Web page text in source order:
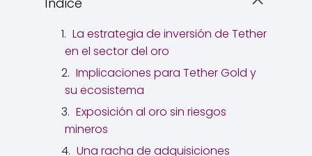
La estrategia de inversión de Tether
en el sector del oro
Implicaciones para Tether Gold y
su ecosistema
Exposición al oro sin riesgos
mineros
Una racha de adquisiciones